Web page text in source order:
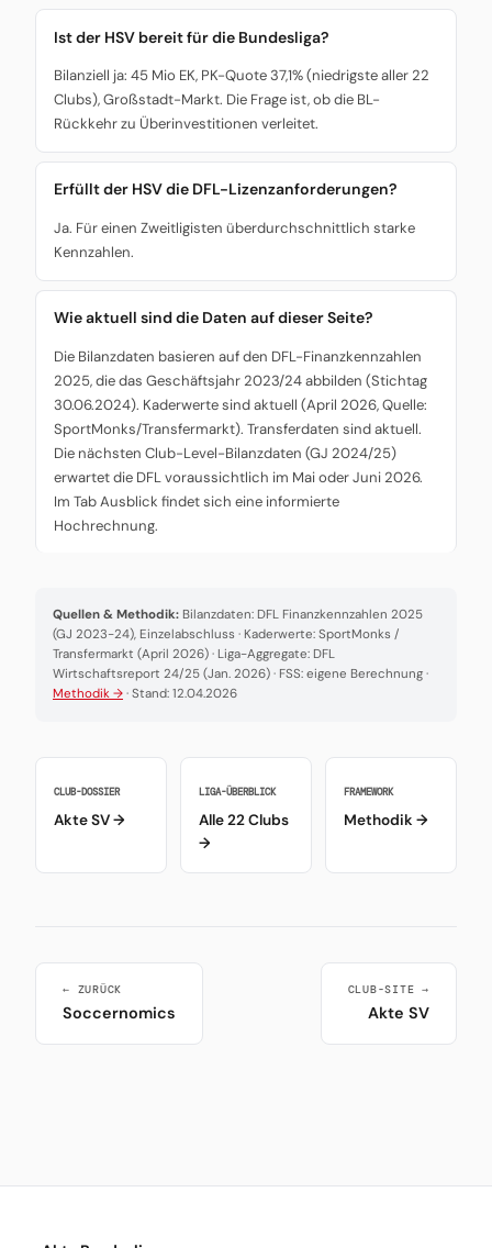
Ist der HSV bereit für die Bundesliga?
Bilanziell ja: 45 Mio EK, PK-Quote 37,1% (niedrigste aller 22
Clubs), Großstadt-Markt. Die Frage ist, ob die BL-
Rückkehr zu Überinvestitionen verleitet.
Erfüllt der HSV die DFL-Lizenzanforderungen?
Ja. Für einen Zweitligisten überdurchschnittlich starke
Kennzahlen.
Wie aktuell sind die Daten auf dieser Seite?
Die Bilanzdaten basieren auf den DFL-Finanzkennzahlen
2025, die das Geschäftsjahr 2023/24 abbilden (Stichtag
30.06.2024). Kaderwerte sind aktuell (April 2026, Quelle:
SportMonks/Transfermarkt). Transferdaten sind aktuell.
Die nächsten Club-Level-Bilanzdaten (GJ 2024/25)
erwartet die DFL voraussichtlich im Mai oder Juni 2026.
Im Tab Ausblick findet sich eine informierte
Hochrechnung.
Quellen & Methodik: Bilanzdaten: DFL Finanzkennzahlen 2025
(GJ 2023-24), Einzelabschluss · Kaderwerte: SportMonks /
Transfermarkt (April 2026) · Liga-Aggregate: DFL
Wirtschaftsreport 24/25 (Jan. 2026) · FSS: eigene Berechnung ·
Methodik → · Stand: 12.04.2026
CLUB-DOSSIER
Akte SV →
LIGA-ÜBERBLICK
Alle 22 Clubs
→
FRAMEWORK
Methodik →
← ZURÜCK
Soccernomics
CLUB-SITE →
Akte SV